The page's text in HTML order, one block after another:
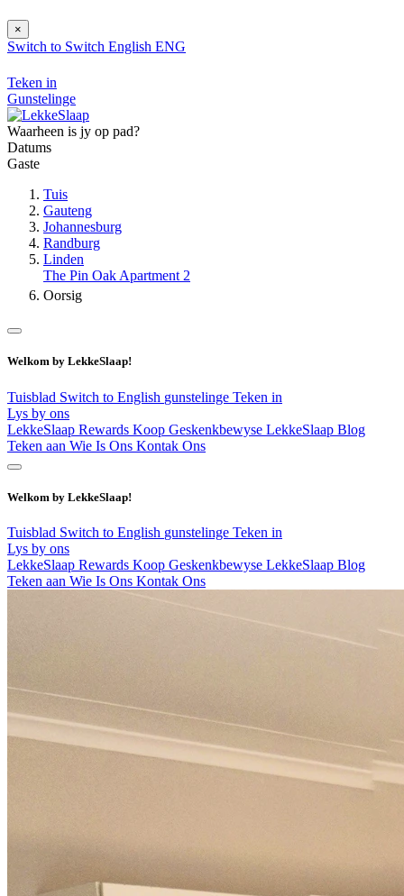
×
Switch to Switch English ENG
Teken in
Gunstelinge
Waarheen is jy op pad?
Datums
Gaste
Tuis
Gauteng
Johannesburg
Randburg
Linden
The Pin Oak Apartment 2
Oorsig
Welkom by LekkeSlaap!
Tuisblad Switch to English gunstelinge Teken in
Lys by ons
LekkeSlaap Rewards Koop Geskenkbewyse LekkeSlaap Blog
Teken aan Wie Is Ons Kontak Ons
Welkom by LekkeSlaap!
Tuisblad Switch to English gunstelinge Teken in
Lys by ons
LekkeSlaap Rewards Koop Geskenkbewyse LekkeSlaap Blog
Teken aan Wie Is Ons Kontak Ons